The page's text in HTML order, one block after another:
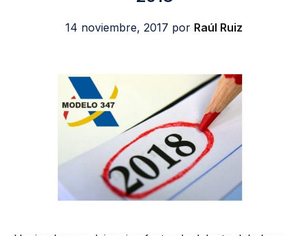
14 noviembre, 2017 por Raúl Ruiz